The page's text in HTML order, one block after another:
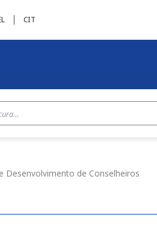
CIT
Desenvolvimento de Conselheiros